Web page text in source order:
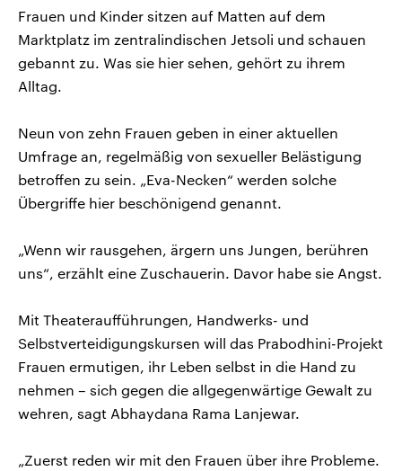
Frauen und Kinder sitzen auf Matten auf dem
Marktplatz im zentralindischen Jetsoli und schauen
gebannt zu. Was sie hier sehen, gehört zu ihrem
Alltag.
Neun von zehn Frauen geben in einer aktuellen
Umfrage an, regelmäßig von sexueller Belästigung
betroffen zu sein. „Eva-Necken“ werden solche
Übergriffe hier beschönigend genannt.
„Wenn wir rausgehen, ärgern uns Jungen, berühren
uns“, erzählt eine Zuschauerin. Davor habe sie Angst.
Mit Theateraufführungen, Handwerks- und
Selbstverteidigungskursen will das Prabodhini-Projekt
Frauen ermutigen, ihr Leben selbst in die Hand zu
nehmen – sich gegen die allgegenwärtige Gewalt zu
wehren, sagt Abhaydana Rama Lanjewar.
„Zuerst reden wir mit den Frauen über ihre Probleme.